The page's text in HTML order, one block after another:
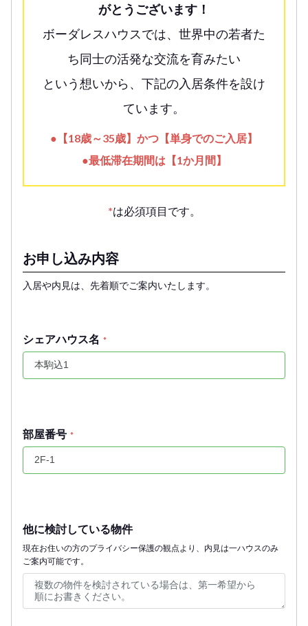
がとうございます！
ボーダレスハウスでは、世界中の若者た
ち同士の活発な交流を育みたい
という想いから、下記の入居条件を設け
ています。
●【18歳～35歳】かつ【単身でのご入居】
●最低滞在期間は【1か月間】
*は必須項目です。
お申し込み内容
入居や内見は、先着順でご案内いたします。
シェアハウス名 *
部屋番号 *
他に検討している物件
現在お住いの方のプライバシー保護の観点より、内見は一ハウスのみ
ご案内可能です。